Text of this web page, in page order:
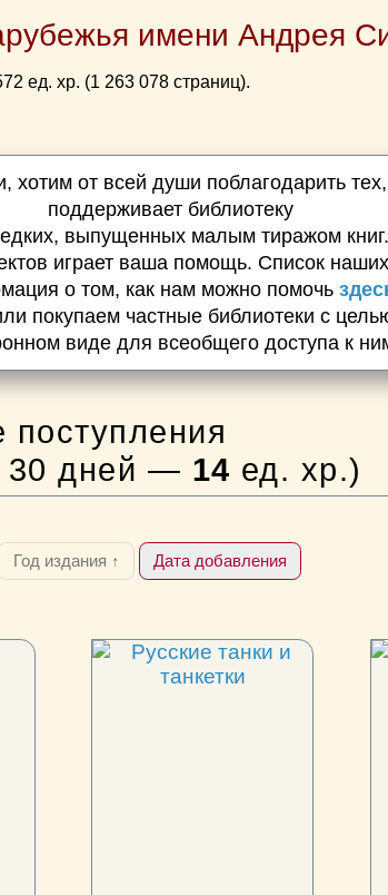
имени Андрея
ед. хр. (1 263 078 страниц).
хотим от всей души поблагодарить
поддерживает библиотеку
выпущенных малым тиражом
играет ваша помощь. Список
о том, как нам можно помочь
покупаем частные библиотеки с
виде для всеобщего доступа к
поступления
30 дней — 14 ед. хр.)
Год издания ↑ Дата добавления